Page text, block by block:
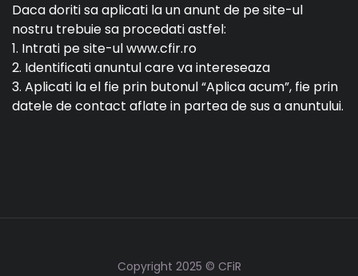
Daca doriti sa aplicati la un anunt de pe site-ul
nostru trebuie sa procedati astfel:
1. Intrati pe site-ul www.cfir.ro
2. Identificati anuntul care va intereseaza
3. Aplicati la el fie prin butonul “Aplica acum”, fie prin
datele de contact aflate in partea de sus a anuntului.
Copyright 2025 © CFiR